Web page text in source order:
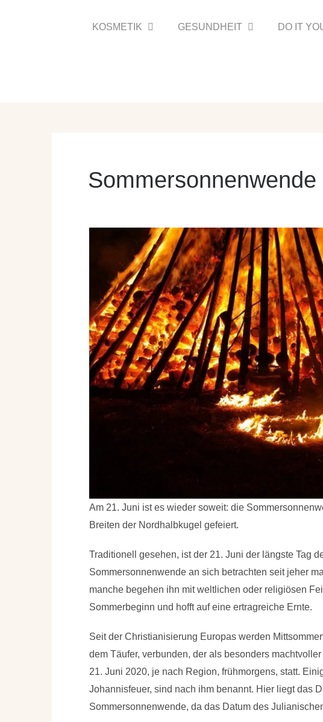
KOSMETIK GESUNDHEIT DO IT
Sommersonnenwende
Am 21. Juni ist es wieder soweit: die
Breiten der Nordhalbkugel gefeiert.
Traditionell gesehen, ist der 21. Juni der längste Tag
Sommersonnenwende an sich betrachten seit jeher
manche begehen ihn mit weltlichen oder religiösen
Sommerbeginn und hofft auf eine ertragreiche Ernte.
Seit der Christianisierung Europas werden
dem Täufer, verbunden, der als besonders
21. Juni 2020, je nach Region, frühmorgens, statt.
Johannisfeuer, sind nach ihm benannt. Hier liegt das
Sommersonnenwende, da das Datum des